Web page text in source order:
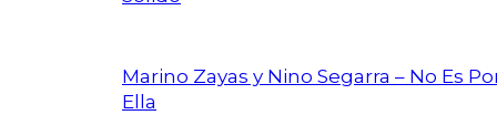
Marino Zayas y Nino Segarra – No Es
Ella